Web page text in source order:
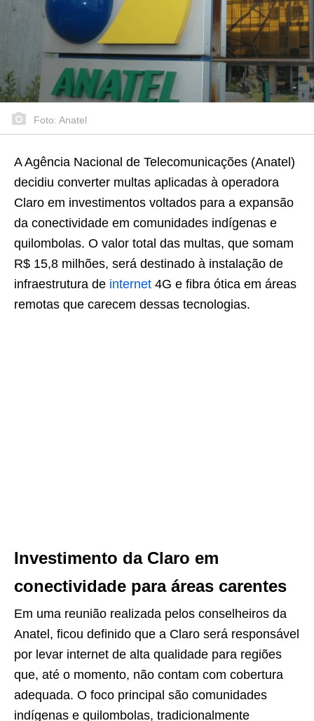
Foto: Anatel
A Agência Nacional de Telecomunicações (Anatel)
decidiu converter multas aplicadas à operadora
Claro em investimentos voltados para a expansão
da conectividade em comunidades indígenas e
quilombolas. O valor total das multas, que somam
R$ 15,8 milhões, será destinado à instalação de
infraestrutura de internet 4G e fibra ótica em áreas
remotas que carecem dessas tecnologias.
Investimento da Claro em
conectividade para áreas carentes
Em uma reunião realizada pelos conselheiros da
Anatel, ficou definido que a Claro será responsável
por levar internet de alta qualidade para regiões
que, até o momento, não contam com cobertura
adequada. O foco principal são comunidades
indígenas e quilombolas, tradicionalmente